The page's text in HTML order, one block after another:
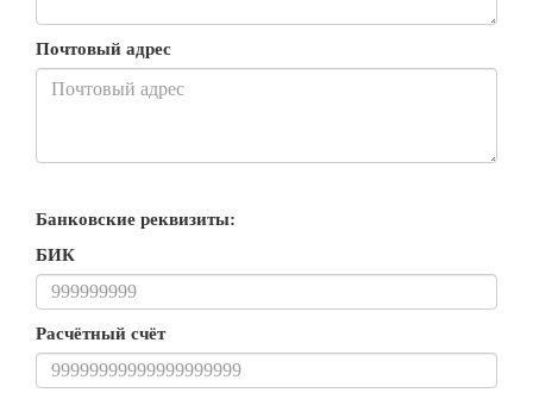
Почтовый адрес
Банковские реквизиты:
БИК
Расчётный счёт